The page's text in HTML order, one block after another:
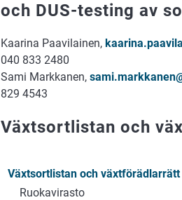
och DUS-testing av
Kaarina Paavilainen,
040 833 2480
Sami Markkanen,
829 4543
Växtsortlistan och
Växtsortlistan och växtförädlarrätt
Ruokavirasto